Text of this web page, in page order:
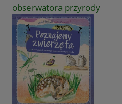
obserwatora przyrody